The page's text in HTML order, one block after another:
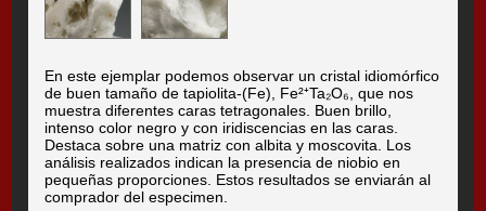
En este ejemplar podemos observar un cristal idiomórfico
de buen tamaño de tapiolita-(Fe), Fe²⁺Ta₂O₆, que nos
muestra diferentes caras tetragonales. Buen brillo,
intenso color negro y con iridiscencias en las caras.
Destaca sobre una matriz con albita y moscovita. Los
análisis realizados indican la presencia de niobio en
pequeñas proporciones. Estos resultados se enviarán al
comprador del especimen.